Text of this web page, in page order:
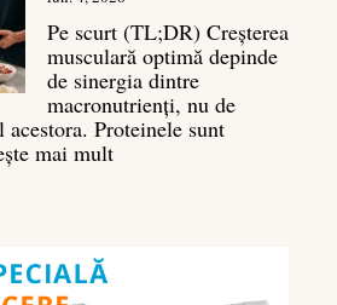
3D
Pe scurt (TL;DR) Creșterea
musculară optimă depinde
de sinergia dintre
macronutrienți, nu de
Proteinele sunt
mai mult: